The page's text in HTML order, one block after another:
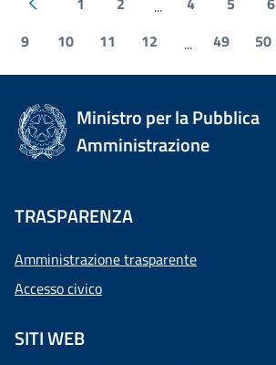
...
9
10 11 12 ... 49 50
Ministro per la Pubblica
Amministrazione
TRASPARENZA
Amministrazione trasparente
Accesso civico
SITI WEB